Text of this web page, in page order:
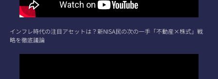
インフレ時代の注目アセットは？新NISA民の次の一手「不動産×株式」戦
略を徹底議論